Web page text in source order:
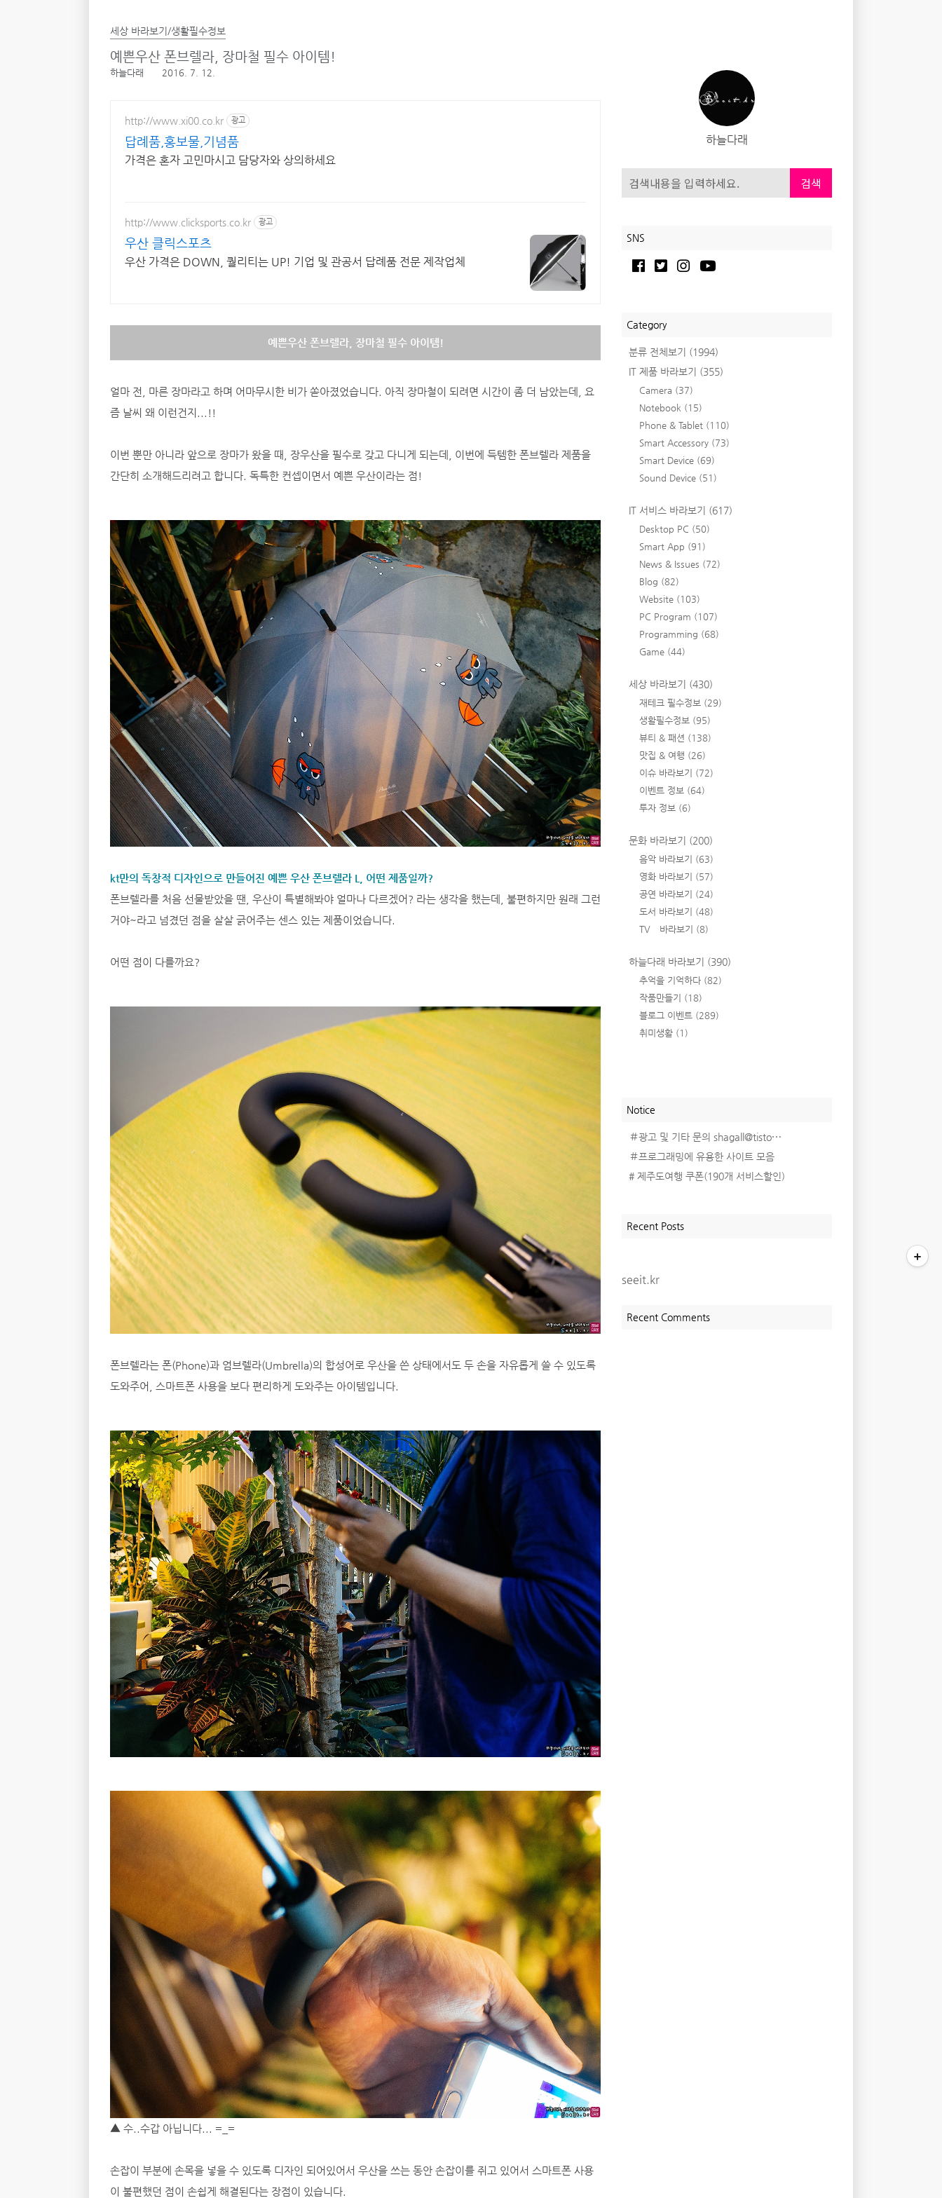
하늘다래
검색
SNS
Category
분류 전체보기 (1994)
IT 제품 바라보기 (355)
Camera (37)
Notebook (15)
Phone & Tablet (110)
Smart Accessory (73)
Smart Device (69)
Sound Device (51)
IT 서비스 바라보기 (617)
Desktop PC (50)
Smart App (91)
News & Issues (72)
Blog (82)
Website (103)
PC Program (107)
Programming (68)
Game (44)
세상 바라보기 (430)
재테크 필수정보 (29)
생활필수정보 (95)
뷰티 & 패션 (138)
맛집 & 여행 (26)
이슈 바라보기 (72)
이벤트 정보 (64)
투자 정보 (6)
문화 바라보기 (200)
음악 바라보기 (63)
영화 바라보기 (57)
공연 바라보기 (24)
도서 바라보기 (48)
TV 바라보기 (8)
하늘다래 바라보기 (390)
추억을 기억하다 (82)
작품만들기 (18)
블로그 이벤트 (289)
취미생활 (1)
Notice
＃광고 및 기타 문의 shagall@tisto⋯
＃프로그래밍에 유용한 사이트 모음
# 제주도여행 쿠폰(190개 서비스할인)
Recent Posts
seeit.kr
Recent Comments
세상 바라보기/생활필수정보
예쁜우산 폰브렐라, 장마철 필수 아이템!
하늘다래 2016. 7. 12.
http://www.xi00.co.kr 광고
답례품,홍보물,기념품
가격은 혼자 고민마시고 담당자와 상의하세요
http://www.clicksports.co.kr 광고
우산 클릭스포츠
우산 가격은 DOWN, 퀄리티는 UP! 기업 및 관공서 답례품 전문 제작업체
예쁜우산 폰브렐라, 장마철 필수 아이템!
얼마 전, 마른 장마라고 하며 어마무시한 비가 쏟아졌었습니다. 아직 장마철이 되려면 시간이 좀 더 남았는데, 요
즘 날씨 왜 이런건지...!!
이번 뿐만 아니라 앞으로 장마가 왔을 때, 장우산을 필수로 갖고 다니게 되는데, 이번에 득템한 폰브렐라 제품을
간단히 소개해드리려고 합니다. 독특한 컨셉이면서 예쁜 우산이라는 점!
kt만의 독창적 디자인으로 만들어진 예쁜 우산 폰브렐라 L, 어떤 제품일까?
폰브렐라를 처음 선물받았을 땐, 우산이 특별해봐야 얼마나 다르겠어? 라는 생각을 했는데, 불편하지만 원래 그런
거야~라고 넘겼던 점을 살살 긁어주는 센스 있는 제품이었습니다.
어떤 점이 다를까요?
폰브렐라는 폰(Phone)과 엄브렐라(Umbrella)의 합성어로 우산을 쓴 상태에서도 두 손을 자유롭게 쓸 수 있도록
도와주어, 스마트폰 사용을 보다 편리하게 도와주는 아이템입니다.
▲ 수..수갑 아닙니다... =_=
손잡이 부분에 손목을 넣을 수 있도록 디자인 되어있어서 우산을 쓰는 동안 손잡이를 쥐고 있어서 스마트폰 사용
이 불편했던 점이 손쉽게 해결된다는 장점이 있습니다.